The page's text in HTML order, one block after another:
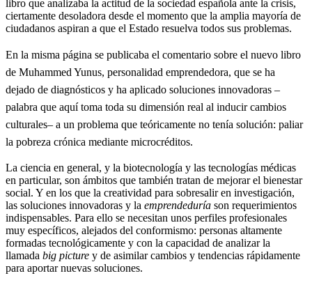
libro que analizaba la actitud de la sociedad española ante la crisis,
ciertamente desoladora desde el momento que la amplia mayoría de
ciudadanos aspiran a que el Estado resuelva todos sus problemas.
En la misma página se publicaba el comentario sobre el nuevo libro
de Muhammed Yunus, personalidad emprendedora, que se ha
dejado de diagnósticos y ha aplicado soluciones innovadoras –
palabra que aquí toma toda su dimensión real al inducir cambios
culturales– a un problema que teóricamente no tenía solución: paliar
la pobreza crónica mediante microcréditos.
La ciencia en general, y la biotecnología y las tecnologías médicas
en particular, son ámbitos que también tratan de mejorar el bienestar
social. Y en los que la creatividad para sobresalir en investigación,
las soluciones innovadoras y la emprendeduría son requerimientos
indispensables. Para ello se necesitan unos perfiles profesionales
muy específicos, alejados del conformismo: personas altamente
formadas tecnológicamente y con la capacidad de analizar la
llamada big picture y de asimilar cambios y tendencias rápidamente
para aportar nuevas soluciones.